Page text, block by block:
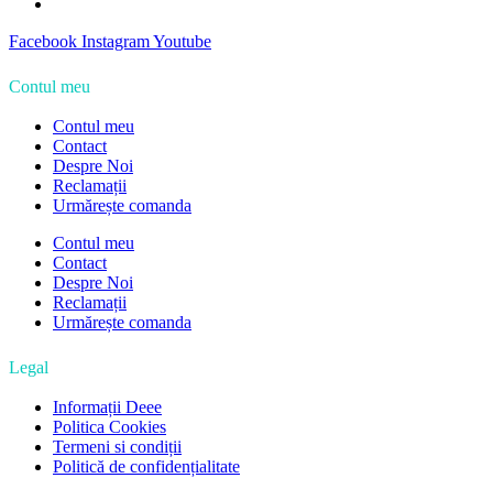
Facebook InstagramYoutube
Contul meu
Contul meu
Contact
Despre Noi
Reclamații
Urmărește comanda
Contul meu
Contact
Despre Noi
Reclamații
Urmărește comanda
Legal
Informații Deee
Politica Cookies
Termeni si condiții
Politică de confidențialitate